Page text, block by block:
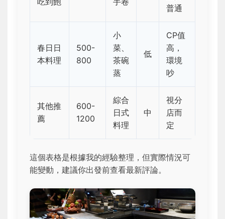
普通
春日日
本料理
500-
800
小
菜、
茶碗
蒸
低
CP值
高，
環境
吵
其他推
薦
600-
1200
綜合
日式
料理
中
視分
店而
定
這個表格是根據我的經驗整理，但實際情況可
能變動，建議你出發前查看最新評論。